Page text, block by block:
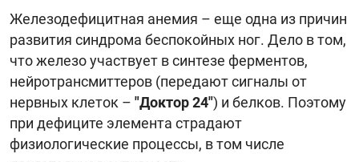
Железодефицитная анемия – еще одна из причин
развития синдрома беспокойных ног. Дело в том,
что железо участвует в синтезе ферментов,
нейротрансмиттеров (передают сигналы от
нервных клеток – "Доктор 24") и белков. Поэтому
при дефиците элемента страдают
физиологические процессы, в том числе